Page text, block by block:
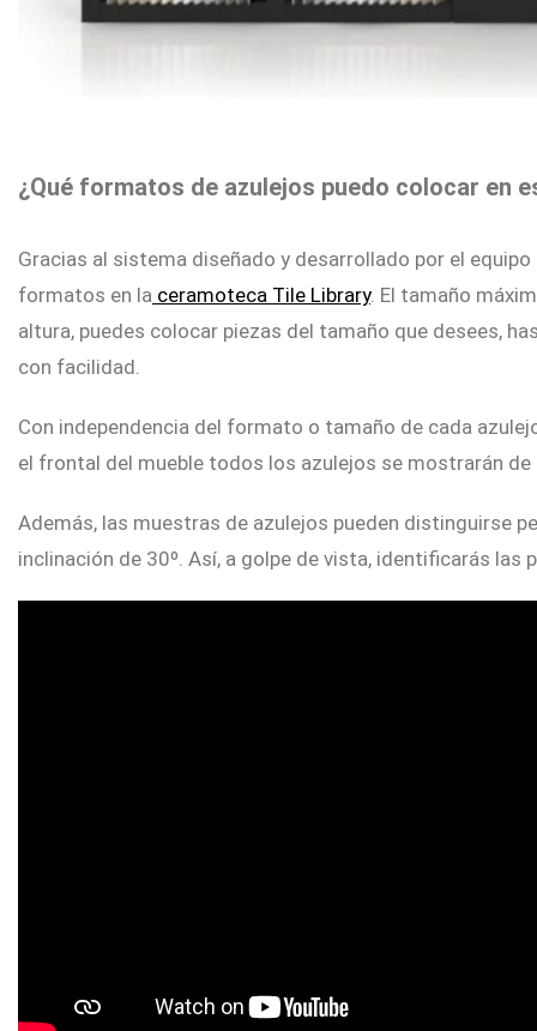
¿Qué formatos de azulejos puedo colocar en
Gracias al sistema diseñado y desarrollado por el
formatos en la ceramoteca Tile Library. El tamaño
altura, puedes colocar piezas del tamaño que desees,
con facilidad.
Con independencia del formato o tamaño de cada
el frontal del mueble todos los azulejos se mostrarán de
Además, las muestras de azulejos pueden distinguirse
inclinación de 30º. Así, a golpe de vista, identificarás